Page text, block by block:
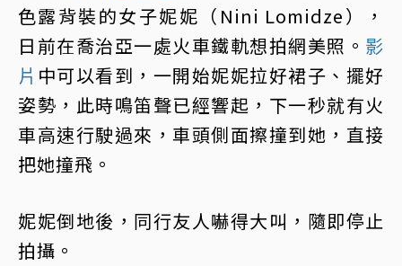
色露背裝的女子妮妮（Nini Lomidze），
日前在喬治亞一處火車鐵軌想拍網美照。 影
片 中可以看到，一開始妮妮拉好裙子、擺好
姿勢，此時鳴笛聲已經響起，下一秒就有火
車高速行駛過來，車頭側面擦撞到她，直接
把她撞飛。
妮妮倒地後，同行友人嚇得大叫，隨即停止
拍攝。